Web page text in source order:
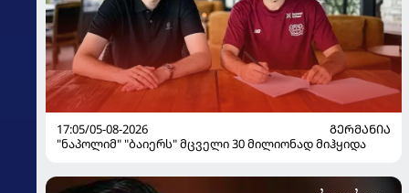
17:05/05-08-2026
ᲒᲔᲠᲛᲐᲜᲘᲐ
"ნაპოლიმ" "ბაიერს" მცველი 30 მილიონად მიჰყიდა